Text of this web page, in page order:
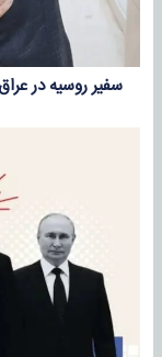
سفیر روسیه در